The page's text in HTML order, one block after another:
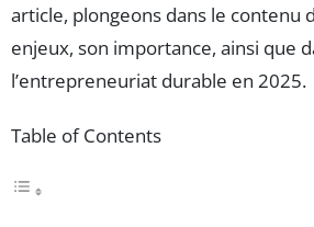
article, plongeons dans le contenu
enjeux, son importance, ainsi que
l’entrepreneuriat durable en 2025.
Table of Contents